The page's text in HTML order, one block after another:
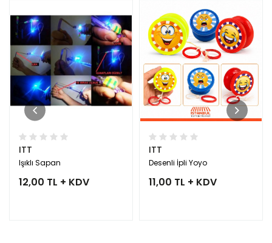
ITT
Işıklı Sapan
12,00 TL + KDV
ITT
Desenli İpli Yoyo
11,00 TL + KDV